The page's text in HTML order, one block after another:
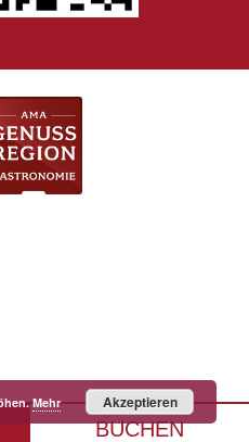
BUCHEN
Mehr Akzeptieren